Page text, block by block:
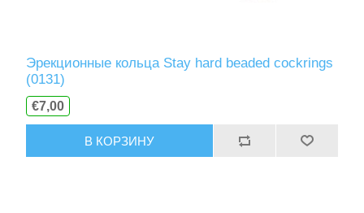
Эрекционные кольца Stay hard beaded cockrings
(0131)
€7,00
В КОРЗИНУ